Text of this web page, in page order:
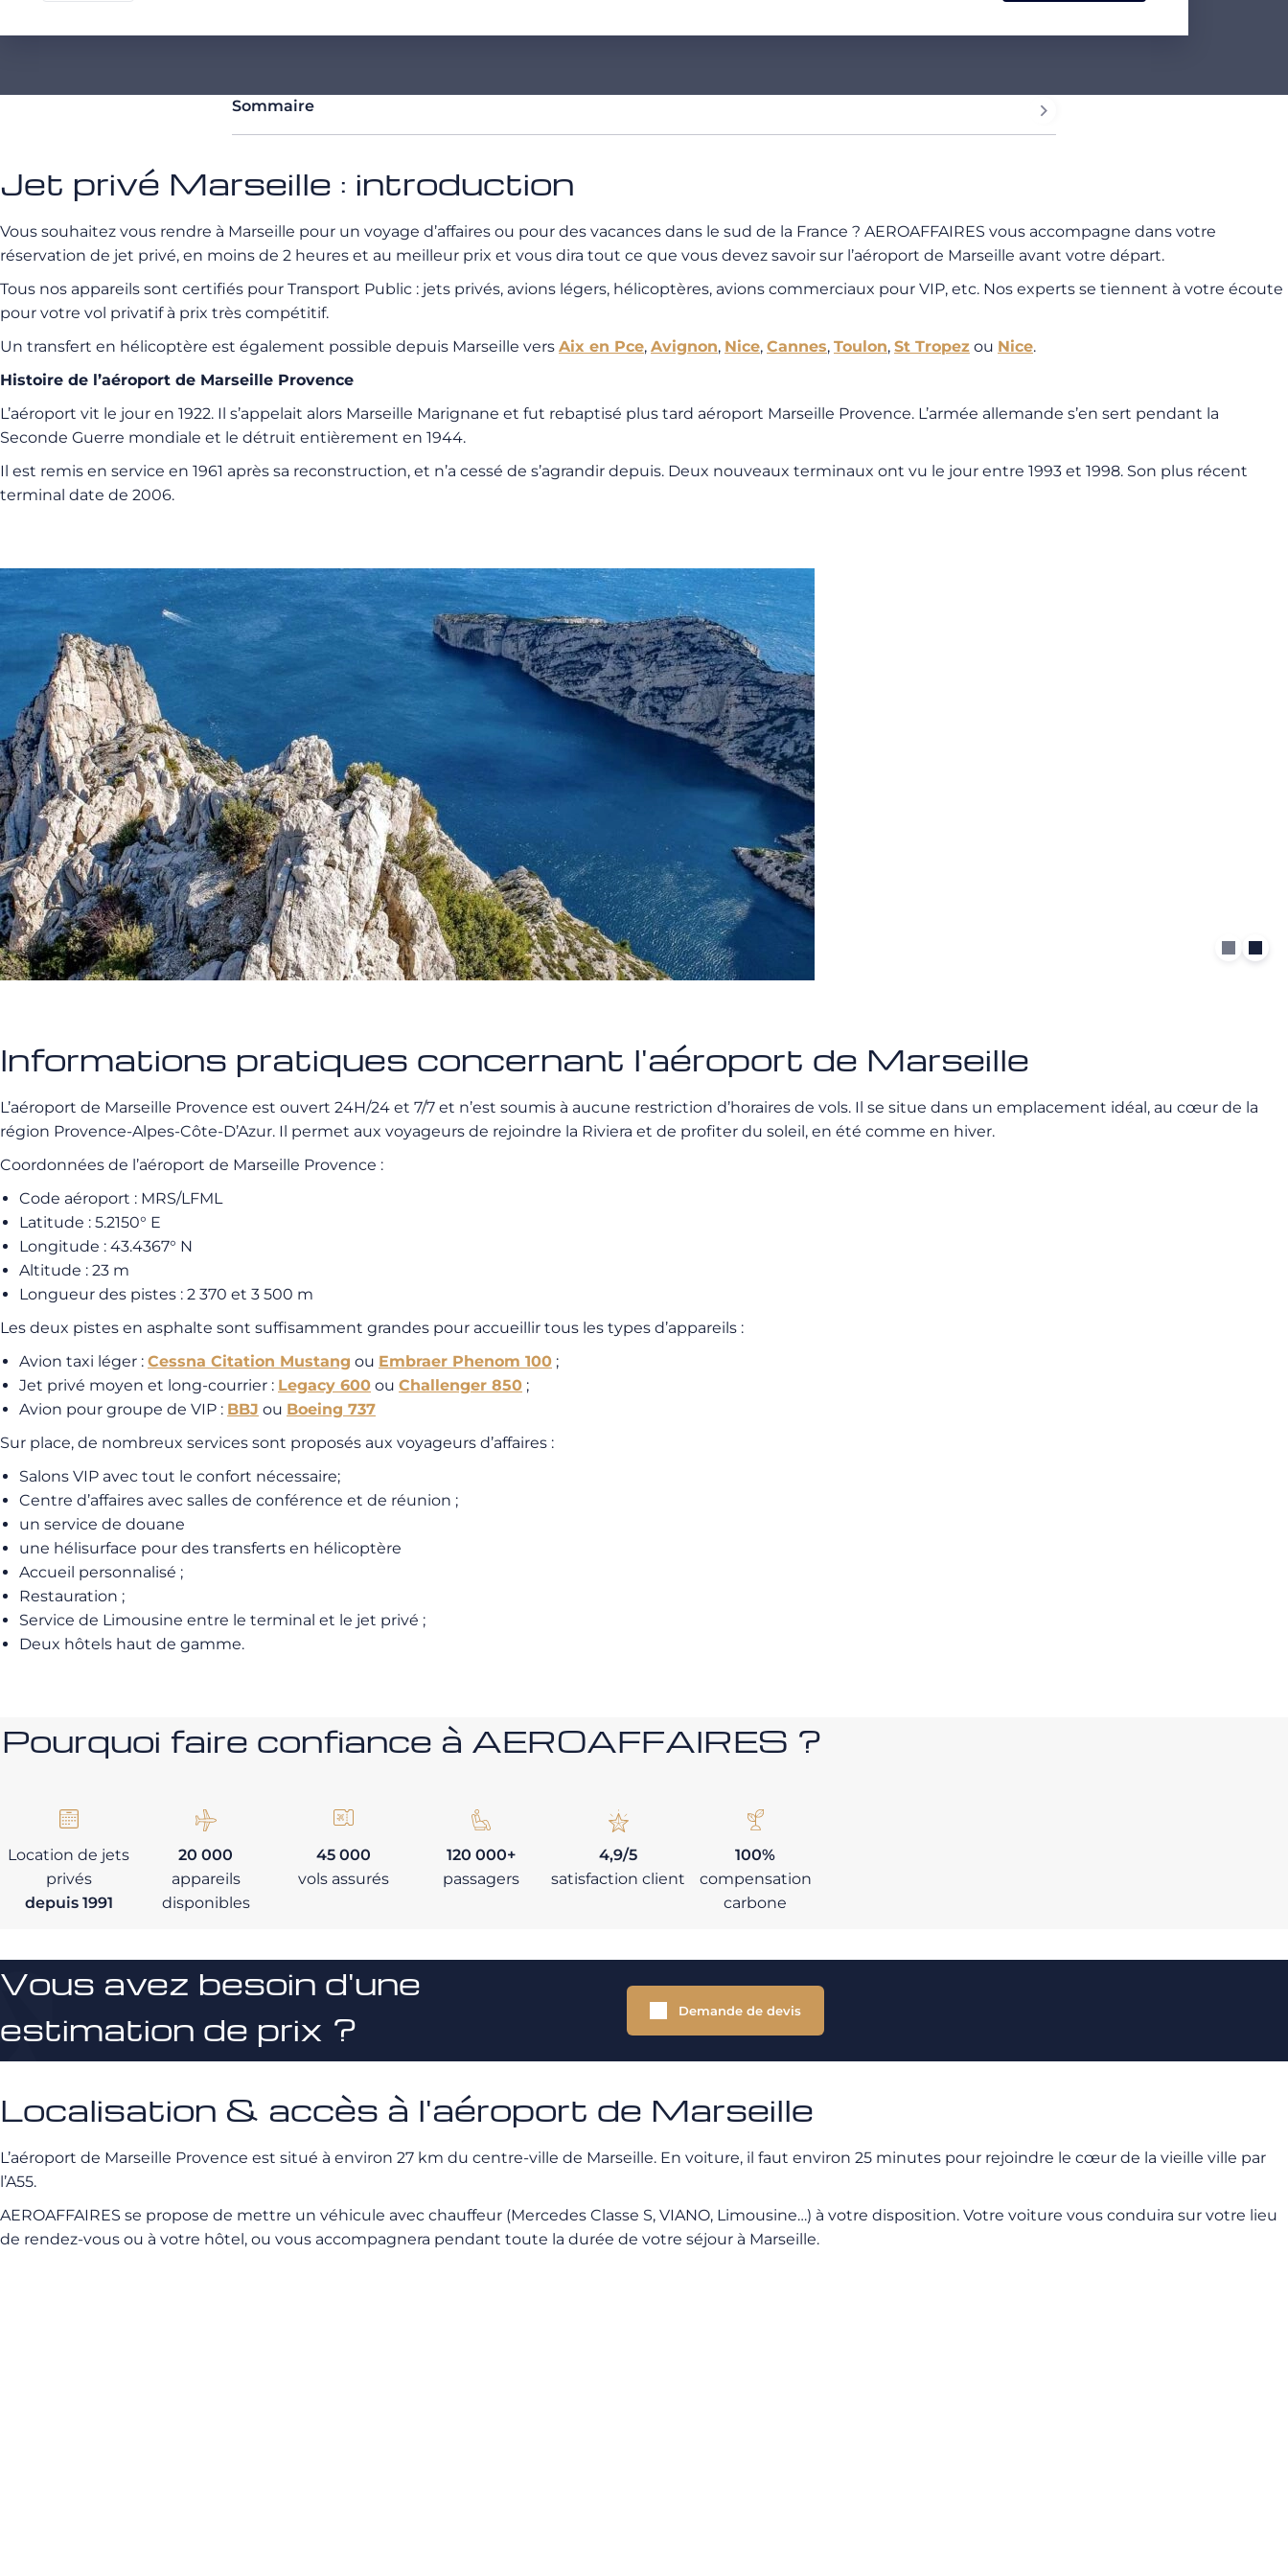
Sommaire
Jet privé Marseille : introduction
Vous souhaitez vous rendre à Marseille pour un voyage d’affaires ou pour des vacances dans le sud de la France ? AEROAFFAIRES vous accompagne dans votre
réservation de jet privé, en moins de 2 heures et au meilleur prix et vous dira tout ce que vous devez savoir sur l’aéroport de Marseille avant votre départ.
Tous nos appareils sont certifiés pour Transport Public : jets privés, avions légers, hélicoptères, avions commerciaux pour VIP, etc. Nos experts se tiennent à votre écoute
pour votre vol privatif à prix très compétitif.
Un transfert en hélicoptère est également possible depuis Marseille vers Aix en Pce, Avignon, Nice, Cannes, Toulon, St Tropez ou Nice.
Histoire de l’aéroport de Marseille Provence
L’aéroport vit le jour en 1922. Il s’appelait alors Marseille Marignane et fut rebaptisé plus tard aéroport Marseille Provence. L’armée allemande s’en sert pendant la
Seconde Guerre mondiale et le détruit entièrement en 1944.
Il est remis en service en 1961 après sa reconstruction, et n’a cessé de s’agrandir depuis. Deux nouveaux terminaux ont vu le jour entre 1993 et 1998. Son plus récent
terminal date de 2006.
Informations pratiques concernant l'aéroport de Marseille
L’aéroport de Marseille Provence est ouvert 24H/24 et 7/7 et n’est soumis à aucune restriction d’horaires de vols. Il se situe dans un emplacement idéal, au cœur de la
région Provence-Alpes-Côte-D’Azur. Il permet aux voyageurs de rejoindre la Riviera et de profiter du soleil, en été comme en hiver.
Coordonnées de l’aéroport de Marseille Provence :
Code aéroport : MRS/LFML
Latitude : 5.2150° E
Longitude : 43.4367° N
Altitude : 23 m
Longueur des pistes : 2 370 et 3 500 m
Les deux pistes en asphalte sont suffisamment grandes pour accueillir tous les types d’appareils :
Avion taxi léger : Cessna Citation Mustang ou Embraer Phenom 100 ;
Jet privé moyen et long-courrier : Legacy 600 ou Challenger 850 ;
Avion pour groupe de VIP : BBJ ou Boeing 737
Sur place, de nombreux services sont proposés aux voyageurs d’affaires :
Salons VIP avec tout le confort nécessaire;
Centre d’affaires avec salles de conférence et de réunion ;
un service de douane
une hélisurface pour des transferts en hélicoptère
Accueil personnalisé ;
Restauration ;
Service de Limousine entre le terminal et le jet privé ;
Deux hôtels haut de gamme.
Pourquoi faire confiance à AEROAFFAIRES ?
Location de jets
privés
depuis 1991
20 000
appareils
disponibles
45 000
vols assurés
120 000+
passagers
4,9/5
satisfaction client
100%
compensation
carbone
Vous avez besoin d'une
estimation de prix ?
Demande de devis
Localisation & accès à l'aéroport de Marseille
L’aéroport de Marseille Provence est situé à environ 27 km du centre-ville de Marseille. En voiture, il faut environ 25 minutes pour rejoindre le cœur de la vieille ville par
l’A55.
AEROAFFAIRES se propose de mettre un véhicule avec chauffeur (Mercedes Classe S, VIANO, Limousine…) à votre disposition. Votre voiture vous conduira sur votre lieu
de rendez-vous ou à votre hôtel, ou vous accompagnera pendant toute la durée de votre séjour à Marseille.